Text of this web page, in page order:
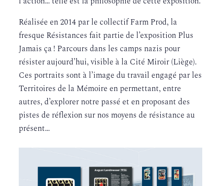
Réalisée en 2014 par le collectif Farm Prod, la
fresque Résistances fait partie de l’exposition Plus
Jamais ça ! Parcours dans les camps nazis pour
résister aujourd’hui, visible à la Cité Miroir (Liège).
Ces portraits sont à l’image du travail engagé par les
Territoires de la Mémoire en permettant, entre
autres, d’explorer notre passé et en proposant des
pistes de réflexion sur nos moyens de résistance au
présent…